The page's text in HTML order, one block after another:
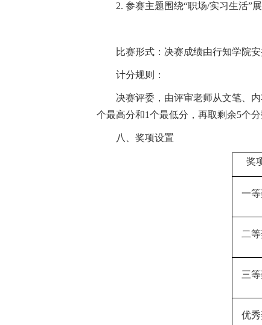
2. 参赛主题围绕“职场/实习生活”
比赛形式： 决赛成绩由行知学院
计分规则：
决赛评委，由评审老师从文笔、
个最高分和1个最低分，再取剩余5个分
八、奖项设置
奖
一
二
三
优